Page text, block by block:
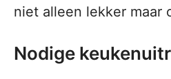
niet alleen lekker maar
Nodige